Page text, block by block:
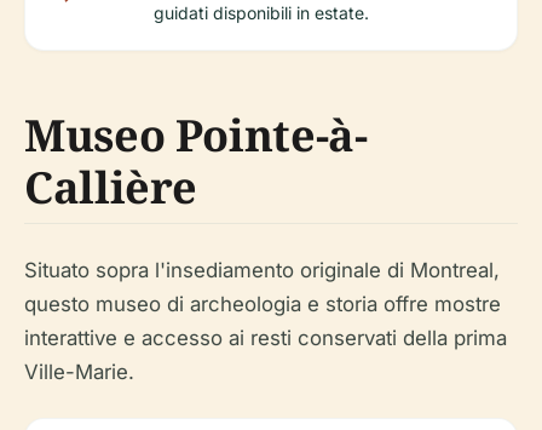
guidati disponibili in estate.
Museo Pointe-à-
Callière
Situato sopra l'insediamento originale di Montreal,
questo museo di archeologia e storia offre mostre
interattive e accesso ai resti conservati della prima
Ville-Marie.